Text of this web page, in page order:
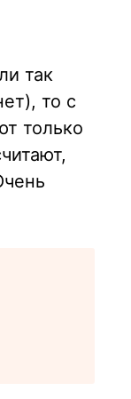
так
то с
только